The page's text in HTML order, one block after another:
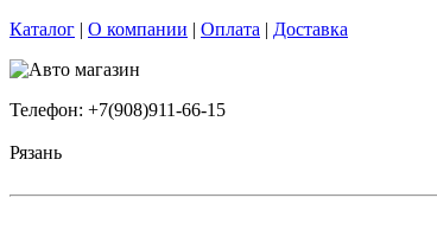
Каталог | О компании | Оплата | Доставка
Телефон: +7(908)911-66-15
Рязань